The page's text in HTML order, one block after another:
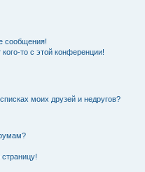
сообщения!
то с этой конференции!
моих друзей и недругов?